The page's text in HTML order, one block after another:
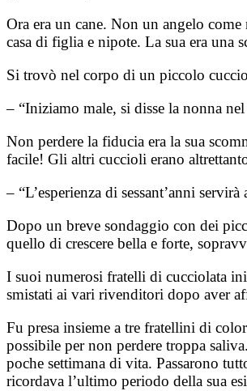
Ora era un cane. Non un angelo
casa di figlia e nipote. La sua era una
Si trovò nel corpo di un piccolo
– “Iniziamo male, si disse la nonna
Non perdere la fiducia era la sua
facile! Gli altri cuccioli erano
– “L’esperienza di sessant’anni
Dopo un breve sondaggio con dei
quello di crescere bella e forte,
I suoi numerosi fratelli di cucciolata
smistati ai vari rivenditori dopo aver
Fu presa insieme a tre fratellini di
possibile per non perdere troppa
poche settimana di vita. Passarono
ricordava l’ultimo periodo della sua